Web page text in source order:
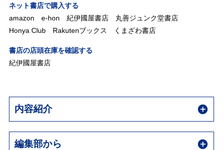
ネット書店で購入する
amazon
e-hon 紀伊國屋書店
丸善ジュンク堂書店
Honya Club
Rakutenブックス くまざわ書店
書店の店頭在庫を確認する
紀伊國屋書店
内容紹介
編集部から